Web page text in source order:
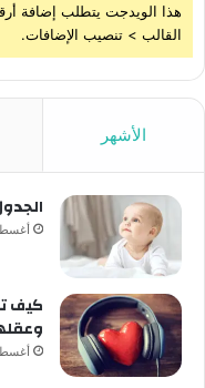
هذا الويدجت يتطلب إضافة
القالب > تنصيب الإضافات.
الأشهر
الجدول الصيني
أغسطس
كيف
أغسطس